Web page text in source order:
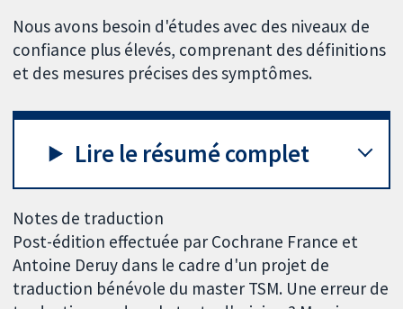
Nous avons besoin d'études avec des niveaux de
confiance plus élevés, comprenant des définitions
et des mesures précises des symptômes.
Lire le résumé complet
Notes de traduction
Post-édition effectuée par Cochrane France et
Antoine Deruy dans le cadre d'un projet de
traduction bénévole du master TSM. Une erreur de